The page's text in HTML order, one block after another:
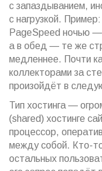
с запаздыванием,
с нагрузкой.
PageSpeed ночью
а в обед — те же
медленнее. Почти
коллекторами за
произойдёт в
Тип хостинга —
(shared) хостинге
процессор,
между собой. Кто-
остальных